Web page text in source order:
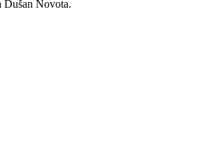
Dušan Novota.